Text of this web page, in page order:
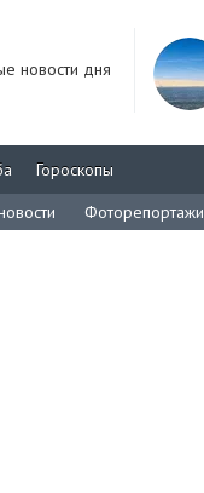
новости дня
Гороскопы
Фоторепортажи